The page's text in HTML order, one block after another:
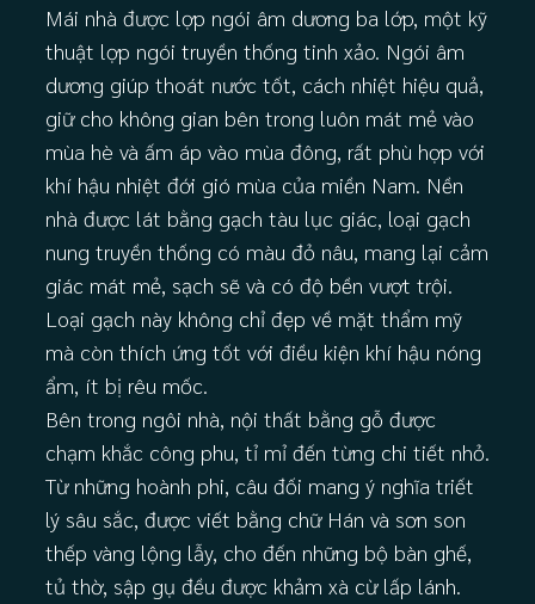
Mái nhà được lợp ngói âm dương ba lớp, một kỹ
thuật lợp ngói truyền thống tinh xảo. Ngói âm
dương giúp thoát nước tốt, cách nhiệt hiệu quả,
giữ cho không gian bên trong luôn mát mẻ vào
mùa hè và ấm áp vào mùa đông, rất phù hợp với
khí hậu nhiệt đới gió mùa của miền Nam. Nền
nhà được lát bằng gạch tàu lục giác, loại gạch
nung truyền thống có màu đỏ nâu, mang lại cảm
giác mát mẻ, sạch sẽ và có độ bền vượt trội.
Loại gạch này không chỉ đẹp về mặt thẩm mỹ
mà còn thích ứng tốt với điều kiện khí hậu nóng
ẩm, ít bị rêu mốc.
Bên trong ngôi nhà, nội thất bằng gỗ được
chạm khắc công phu, tỉ mỉ đến từng chi tiết nhỏ.
Từ những hoành phi, câu đối mang ý nghĩa triết
lý sâu sắc, được viết bằng chữ Hán và sơn son
thếp vàng lộng lẫy, cho đến những bộ bàn ghế,
tủ thờ, sập gụ đều được khảm xà cừ lấp lánh.